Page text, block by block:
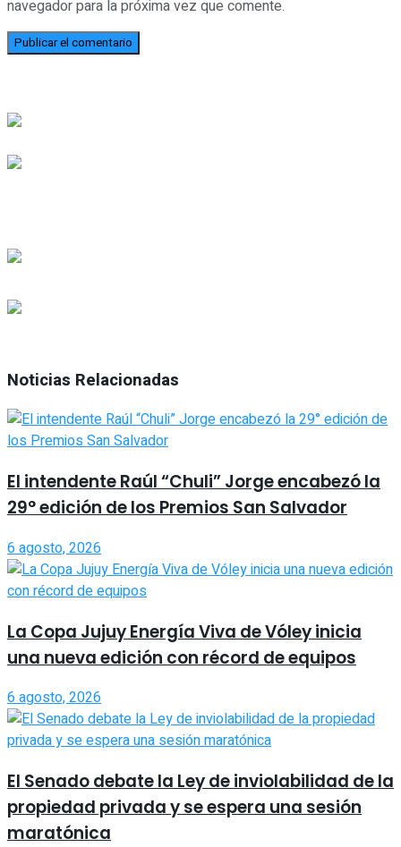
navegador para la próxima vez que comente.
Noticias Relacionadas
El intendente Raúl “Chuli” Jorge encabezó la
29° edición de los Premios San Salvador
6 agosto, 2026
La Copa Jujuy Energía Viva de Vóley inicia
una nueva edición con récord de equipos
6 agosto, 2026
El Senado debate la Ley de inviolabilidad de la
propiedad privada y se espera una sesión
maratónica